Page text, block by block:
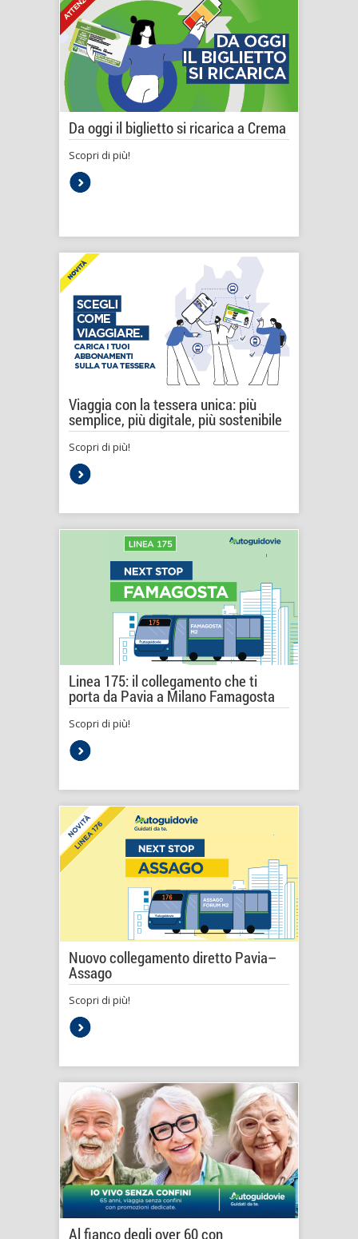
Da oggi il biglietto si ricarica a Crema
Scopri di più!
Viaggia con la tessera unica: più
semplice, più digitale, più sostenibile
Scopri di più!
Linea 175: il collegamento che ti
porta da Pavia a Milano Famagosta
Scopri di più!
Nuovo collegamento diretto Pavia–
Assago
Scopri di più!
Al fianco degli over 60 con